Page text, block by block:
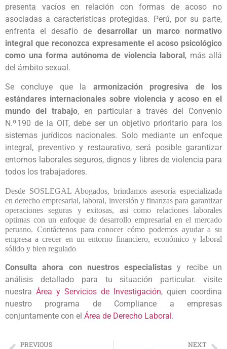
presenta vacíos en relación con formas de acoso no
asociadas a características protegidas. Perú, por su parte,
enfrenta el desafío de desarrollar un marco normativo
integral que reconozca expresamente el acoso psicológico
como una forma autónoma de violencia laboral, más allá
del ámbito sexual.
Se concluye que la armonización progresiva de los
estándares internacionales sobre violencia y acoso en el
mundo del trabajo, en particular a través del Convenio
N.º 190 de la OIT, debe ser un objetivo prioritario para los
sistemas jurídicos nacionales. Solo mediante un enfoque
integral, preventivo y restaurativo, será posible garantizar
entornos laborales seguros, dignos y libres de violencia para
todos los trabajadores.
Desde SOSLEGAL Abogados, brindamos asesoría especializada
en derecho empresarial, laboral, inversión y finanzas para garantizar
operaciones seguras y exitosas, asi como relaciones laborales
optimas con un enfoque de desarrollo empresarial en el mercado
peruano. Contáctenos para conocer cómo podemos ayudar a su
empresa a crecer en un entorno financiero, económico y laboral
sólido y bien regulado
Consulta ahora con nuestros especialistas y recibe un
análisis detallado para tu situación particular. visite
nuestra Área y Servicios de Investigación, quien coordina
nuestro programa de Compliance a empresas
conjuntamente con el Área de Derecho Laboral .
PREVIOUS NEXT